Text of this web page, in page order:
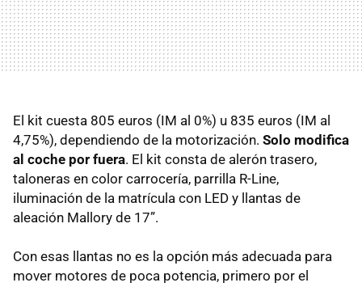
El kit cuesta 805 euros (IM al 0%) u 835 euros (IM al
4,75%), dependiendo de la motorización. Solo modifica
al coche por fuera. El kit consta de alerón trasero,
taloneras en color carrocería, parrilla R-Line,
iluminación de la matrícula con LED y llantas de
aleación Mallory de 17”.
Con esas llantas no es la opción más adecuada para
mover motores de poca potencia, primero por el